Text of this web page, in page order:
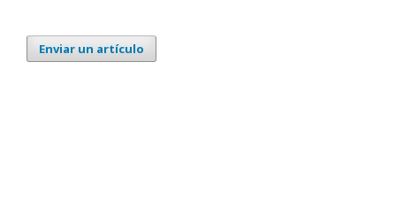
Enviar un artículo